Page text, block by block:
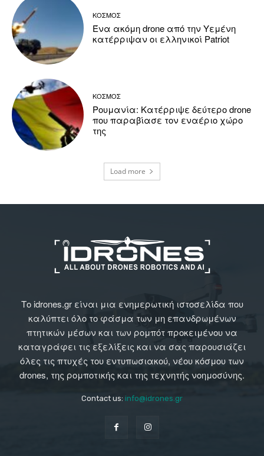
ΚΟΣΜΟΣ
Ένα ακόμη drone από την Υεμένη
κατέρριψαν οι ελληνικοί Patriot
ΚΟΣΜΟΣ
Ρουμανία: Κατέρριψε δεύτερο drone
που παραβίασε τον εναέριο χώρο
της
Load more
Το idrones.gr είναι μια ενημερωτική ιστοσελίδα που
καλύπτει όλο το φάσμα των μη επανδρωμένων
πτητικών μέσων και των ρομπότ προκειμένου να
καταγράφει τις εξελίξεις και να σας παρουσιάζει
όλες τις πτυχές του εντυπωσιακού, νέου κόσμου των
drones, της ρομποτικής και της τεχνητής νοημοσύνης.
Contact us: info@idrones.gr